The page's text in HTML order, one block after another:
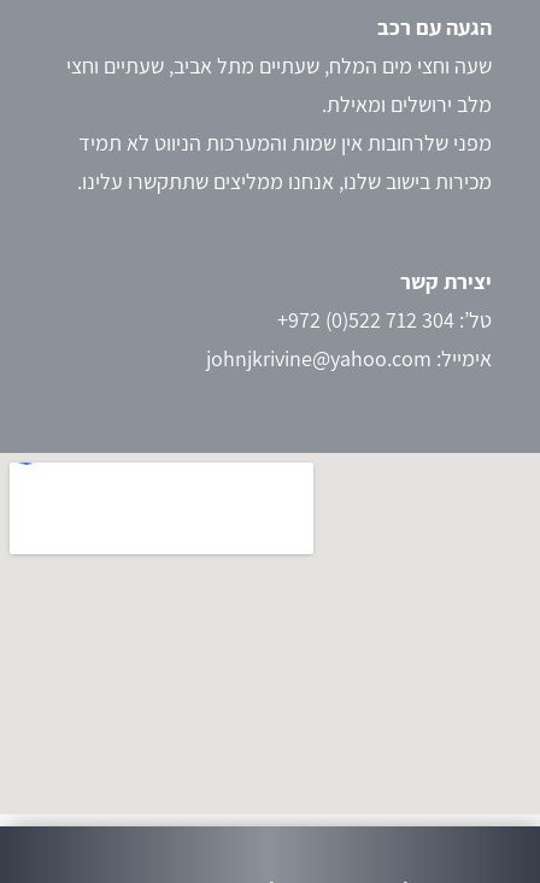
הגעה עם רכב
שעה וחצי מים המלח, שעתיים מתל אביב, שעתיים וחצי
מלב ירושלים ומאילת.
מפני שלרחובות אין שמות והמערכות הניווט לא תמיד
מכירות בישוב שלנו, אנחנו ממליצים שתתקשרו עלינו.
יצירת קשר
טל’: +972 (0)522 712 304
אימייל: johnjkrivine@yahoo.com